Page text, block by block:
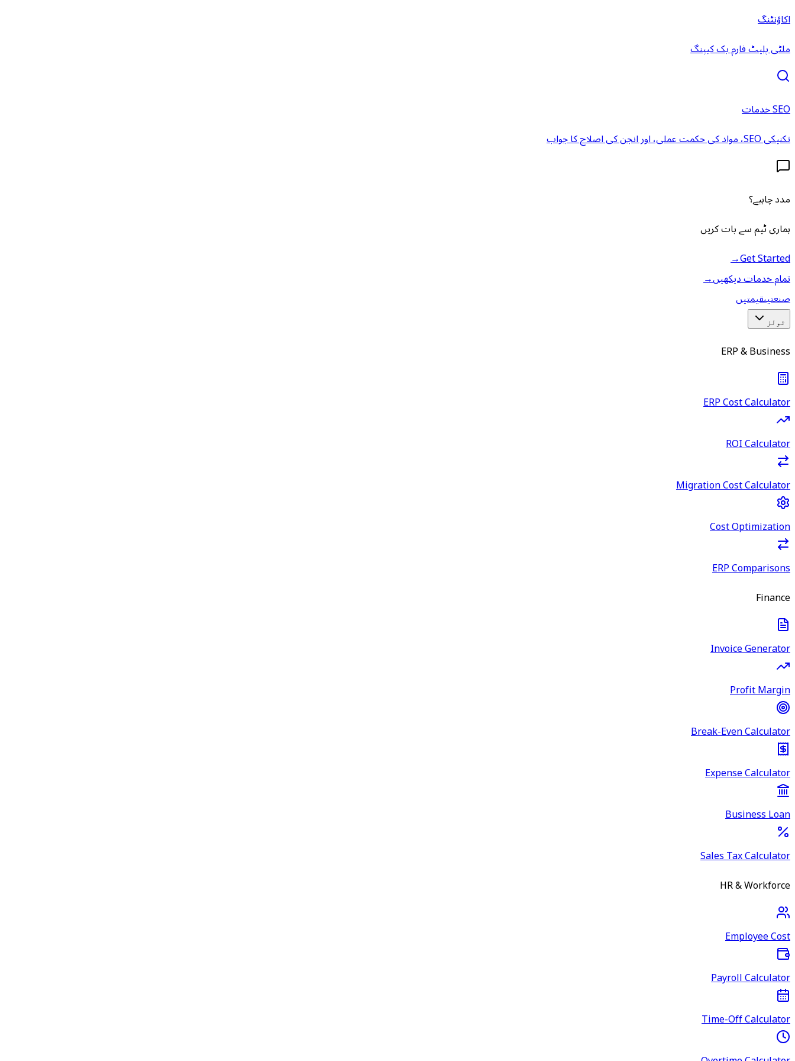
اکاؤنٹنگ
ملٹی پلیٹ فارم بک کیپنگ
SEO خدمات
تکنیکی SEO، مواد کی حکمت عملی، اور انجن کی اصلاح کا جواب
مدد چاہیے؟
ہماری ٹیم سے بات کریں
Get Started
→
تمام خدمات دیکھیں→
صنعتیںقیمتیں
ٹولز
ERP & Business
ERP Cost Calculator
ROI Calculator
Migration Cost Calculator
Cost Optimization
ERP Comparisons
Finance
Invoice Generator
Profit Margin
Break-Even Calculator
Expense Calculator
Business Loan
Sales Tax Calculator
HR & Workforce
Employee Cost
Payroll Calculator
Time-Off Calculator